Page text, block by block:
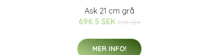
Ask 21 cm grå
696.5 SEK 995 SEK
MER INFO!